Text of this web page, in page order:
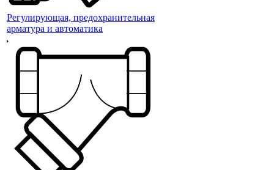
Регулирующая, предохранительная
арматура и автоматика